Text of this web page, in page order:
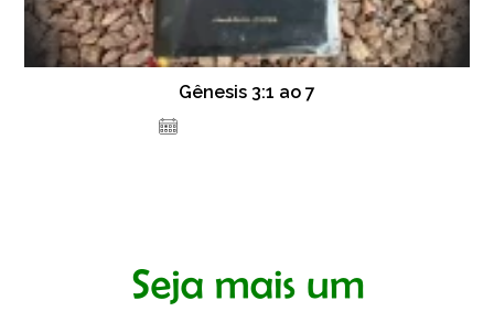
Gênesis 3:1 ao 7